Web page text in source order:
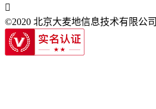

©2020 北京大麦地信息技术有限公司